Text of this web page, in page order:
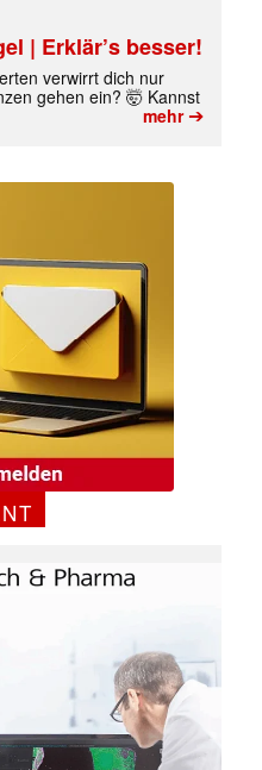
Newsletter
informiert.
| Erklär’s besser!
verwirrt dich nur
gehen ein? 🤯 Kannst
mehr➔